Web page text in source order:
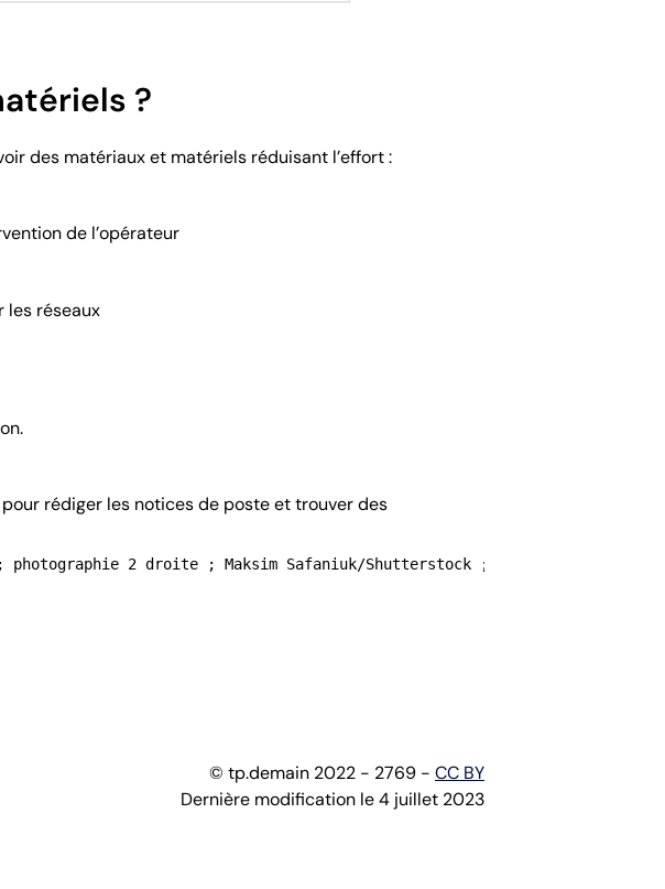
?
des matériaux et matériels réduisant l’effort :
de l’opérateur
les réseaux
rédiger les notices de poste et trouver des
photographie 2 droite ; Maksim Safaniuk/Shutterstock ;
© tp.demain 2022 - 2769 - CC BY
Dernière modification le 4 juillet 2023